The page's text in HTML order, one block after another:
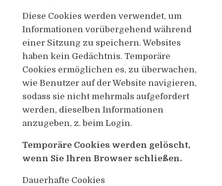
Diese Cookies werden verwendet, um
Informationen vorübergehend während
einer Sitzung zu speichern. Websites
haben kein Gedächtnis. Temporäre
Cookies ermöglichen es, zu überwachen,
wie Benutzer auf der Website navigieren,
sodass sie nicht mehrmals aufgefordert
werden, dieselben Informationen
anzugeben, z. beim Login.
Temporäre Cookies werden gelöscht,
wenn Sie Ihren Browser schließen.
Dauerhafte Cookies